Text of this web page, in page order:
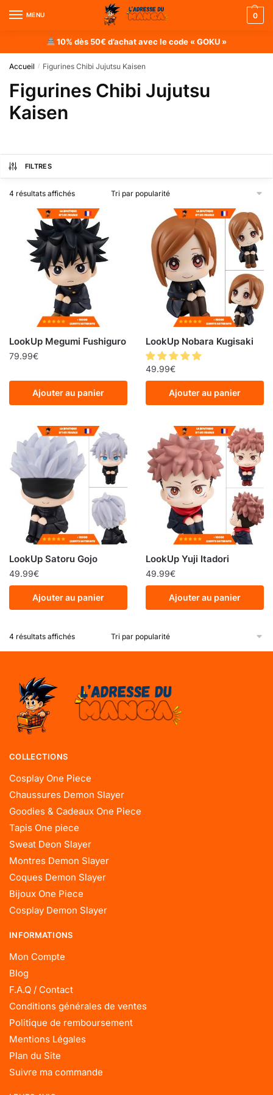
MENU 0
10% dès 50€ d’achat avec le code « GOKU »
Accueil / Figurines Chibi Jujutsu Kaisen
Figurines Chibi Jujutsu
Kaisen
FILTRES
4 résultats affichés
LookUp Megumi Fushiguro
79.99€
Ajouter au panier
LookUp Nobara Kugisaki
49.99€
Ajouter au panier
LookUp Satoru Gojo
49.99€
Ajouter au panier
LookUp Yuji Itadori
49.99€
Ajouter au panier
4 résultats affichés
COLLECTIONS
Cosplay One Piece
Chaussures Demon Slayer
Goodies & Cadeaux One Piece
Tapis One piece
Sweat Deon Slayer
Montres Demon Slayer
Coques Demon Slayer
Bijoux One Piece
Cosplay Demon Slayer
INFORMATIONS
Mon Compte
Blog
F.A.Q / Contact
Conditions générales de ventes
Politique de remboursement
Mentions Légales
Plan du Site
Suivre ma commande